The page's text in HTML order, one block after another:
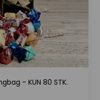
- KUN 80 STK.